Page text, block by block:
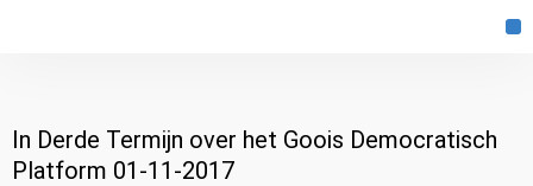
In Derde Termijn over het Goois Democratisch
Platform 01-11-2017